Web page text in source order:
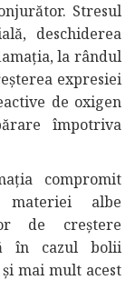
Stresul
deschiderea
la rândul
expresiei
de oxigen
împotriva
compromit
albe
de creștere
în cazul bolii
mai mult acest